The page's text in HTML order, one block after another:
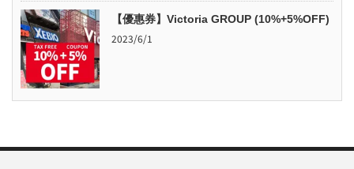
【優惠券】Victoria GROUP (10%+5%OFF)
2023/6/1